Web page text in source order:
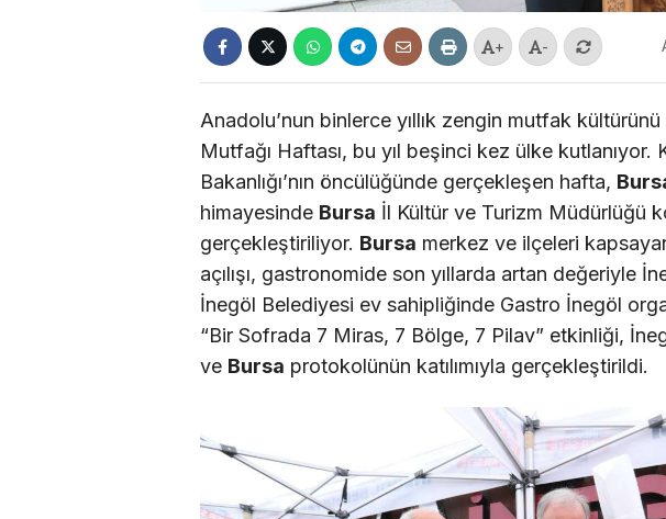
+ -
Anadolu’nun binlerce yıllık zengin mutfak
Mutfağı Haftası, bu yıl beşinci kez ülke kutlanıyor.
Bakanlığı’nın öncülüğünde gerçekleşen hafta,
himayesinde Bursa İl Kültür ve Turizm Müdürlüğü
gerçekleştiriliyor. Bursa merkez ve ilçeleri
açılışı, gastronomide son yıllarda artan değeriyle
İnegöl Belediyesi ev sahipliğinde Gastro İnegöl
“Bir Sofrada 7 Miras, 7 Bölge, 7 Pilav” etkinliği,
ve Bursa protokolünün katılımıyla gerçekleştirildi.